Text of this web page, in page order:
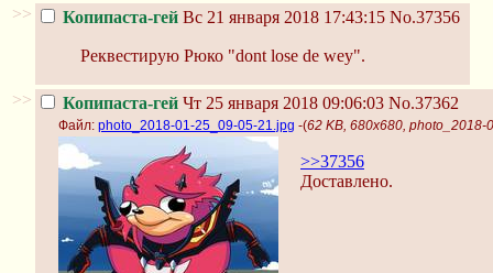
>> Копипаста-гей Вс 21 января 2018 17:43:15 No.37356
Реквестирую Рюко "dont lose de wey".
>> Копипаста-гей Чт 25 января 2018 09:06:03 No.37362
Файл: photo_2018-01-25_09-05-21.jpg -(62 KB, 680x680, photo_2018-
>>37356
Доставлено.